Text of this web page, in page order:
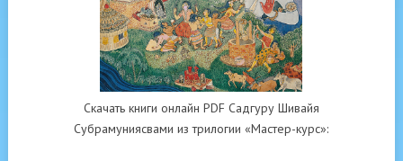
Скачать книги онлайн PDF Садгуру Шивайя
Субрамуниясвами из трилогии «Мастер-курс»: